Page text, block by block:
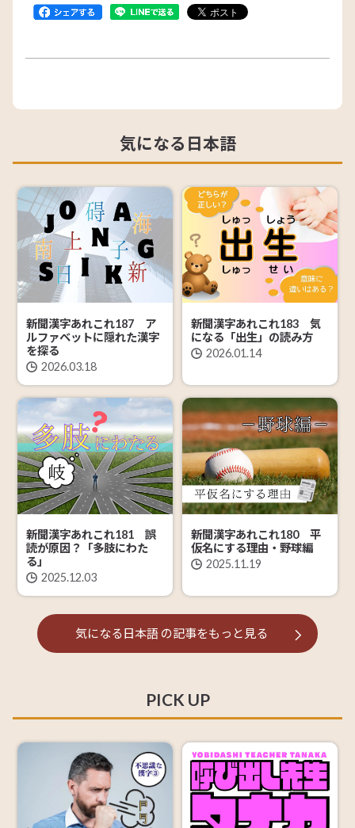
気になる日本語
新聞漢字あれこれ187 ア
ルファベットに隠れた漢字
を探る
2026.03.18
新聞漢字あれこれ183 気
になる「出生」の読み方
2026.01.14
新聞漢字あれこれ181 誤
読が原因？「多肢にわた
る」
2025.12.03
新聞漢字あれこれ180 平
仮名にする理由・野球編
2025.11.19
気になる日本語 の記事をもっと見る
PICK UP